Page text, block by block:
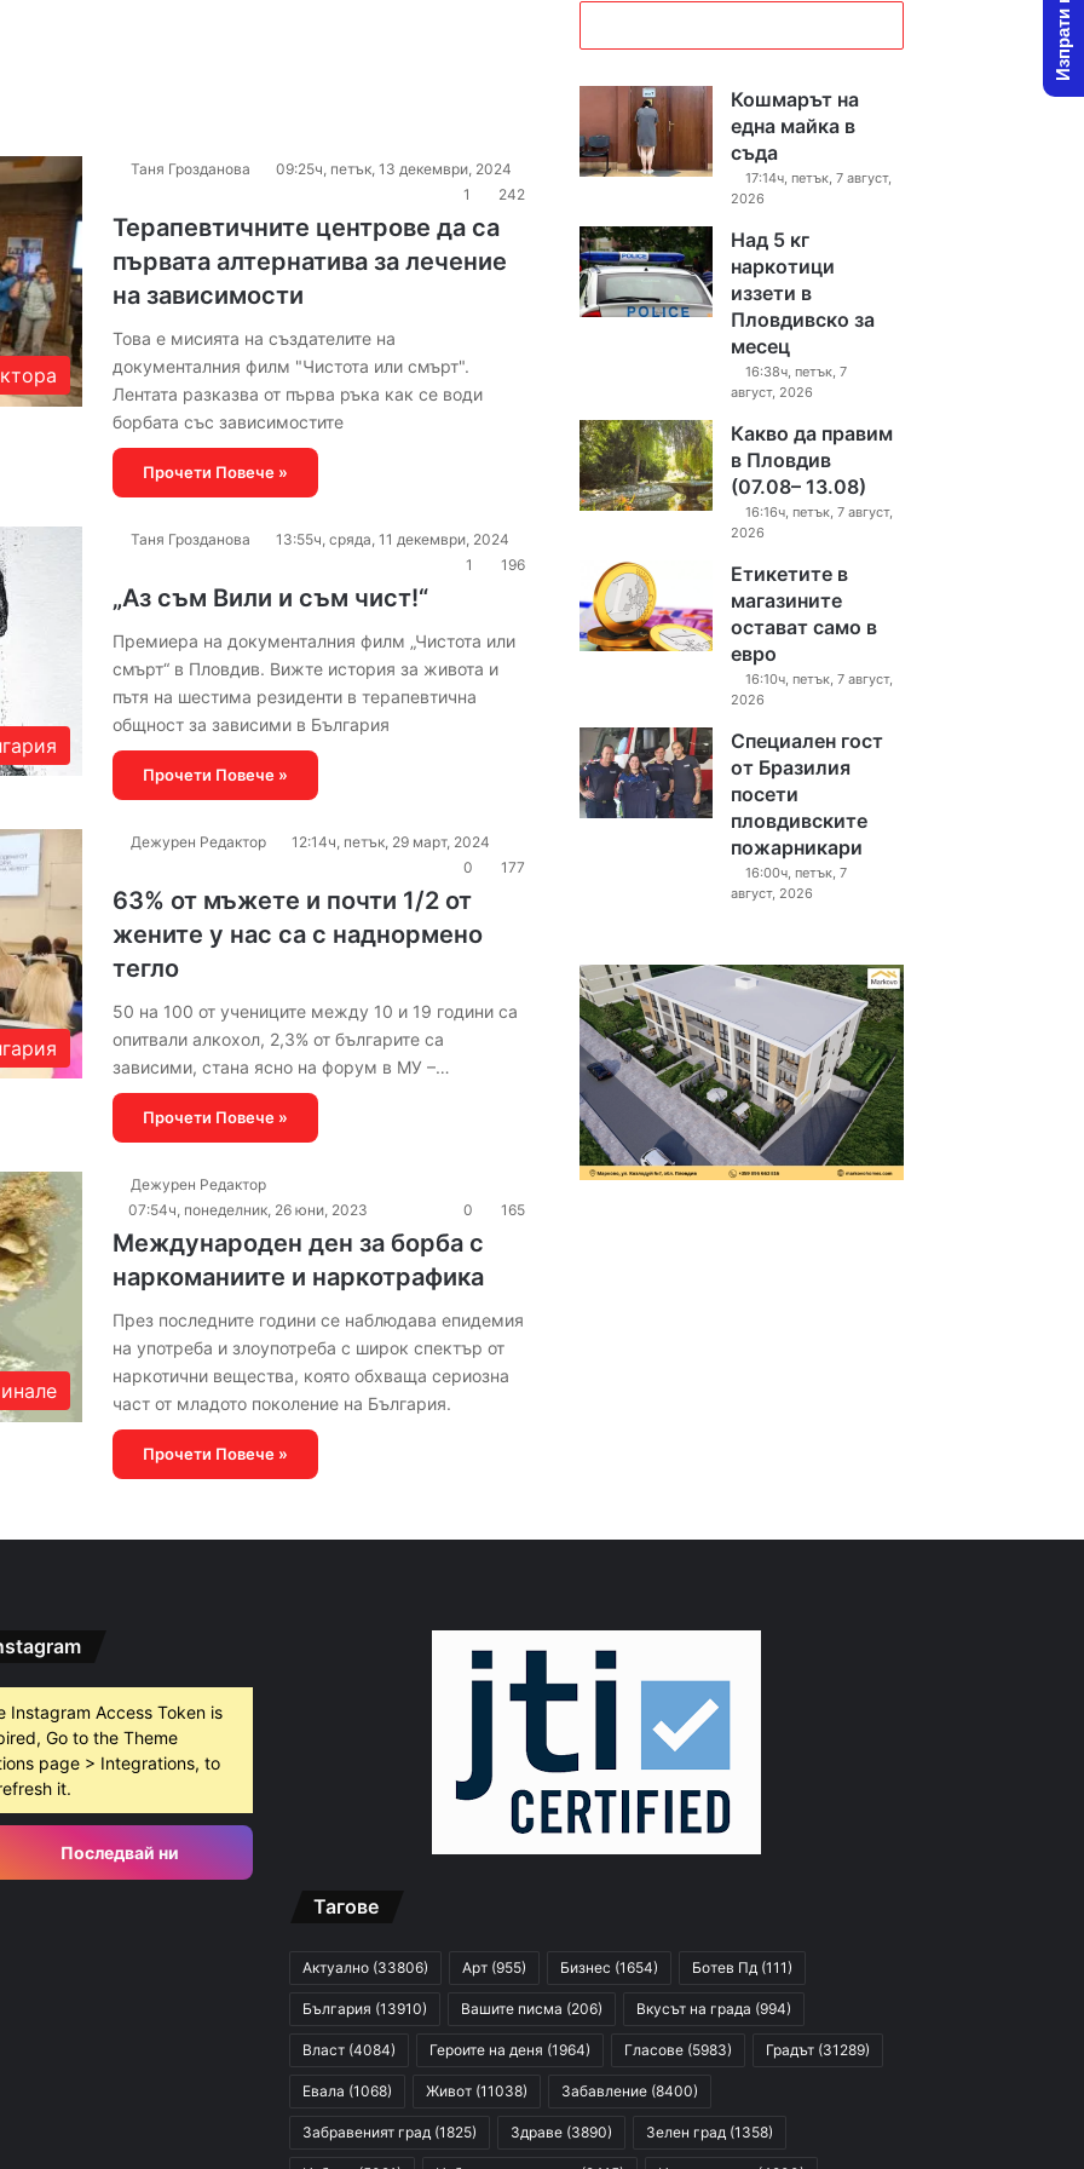
Таня Грозданова
09:25ч, петък, 13 декември, 2024
1
242
Терапевтичните центрове да са
първата алтернатива за лечение
на зависимости
Това е мисията на създателите на
документалния филм "Чистота или смърт".
Лентата разказва от първа ръка как се води
борбата със зависимостите
Прочети Повече »
Таня Грозданова
13:55ч, сряда, 11 декември, 2024
1
196
„Аз съм Вили и съм чист!“
Премиера на документалния филм „Чистота или
смърт“ в Пловдив. Вижте история за живота и
пътя на шестима резиденти в терапевтична
общност за зависими в България
Прочети Повече »
Дежурен Редактор
12:14ч, петък, 29 март, 2024
0
177
63% от мъжете и почти 1/2 от
жените у нас са с наднормено
тегло
50 на 100 от учениците между 10 и 19 години са
опитвали алкохол, 2,3% от българите са
зависими, стана ясно на форум в МУ –…
Прочети Повече »
Дежурен Редактор
07:54ч, понеделник, 26 юни, 2023
0 165
Международен ден за борба с
наркоманиите и наркотрафика
През последните години се наблюдава епидемия
на употреба и злоупотреба с широк спектър от
наркотични вещества, която обхваща сериозна
част от младото поколение на България.
Прочети Повече »
Кошмарът на
една майка в
съда
17:14ч, петък, 7 август,
2026
Над 5 кг
наркотици
иззети в
Пловдивско за
месец
16:38ч, петък, 7
август, 2026
Какво да правим
в Пловдив
(07.08– 13.08)
16:16ч, петък, 7 август,
2026
Етикетите в
магазините
остават само в
евро
16:10ч, петък, 7 август,
2026
Специален гост
от Бразилия
посети
пловдивските
пожарникари
16:00ч, петък, 7
август, 2026
Instagram Access Token is
Go to the Theme
page > Integrations, to
it.
Последвай ни
Тагове
Актуално (33806) Арт (955) Бизнес (1654) Ботев Пд (111)
България (13910) Вашите писма (206) Вкусът на града (994)
Власт (4084) Героите на деня (1964) Гласове (5983) Градът (31289)
Евала (1068) Живот (11038) Забавление (8400)
Забравеният град (1825) Здраве (3890) Зелен град (1358)